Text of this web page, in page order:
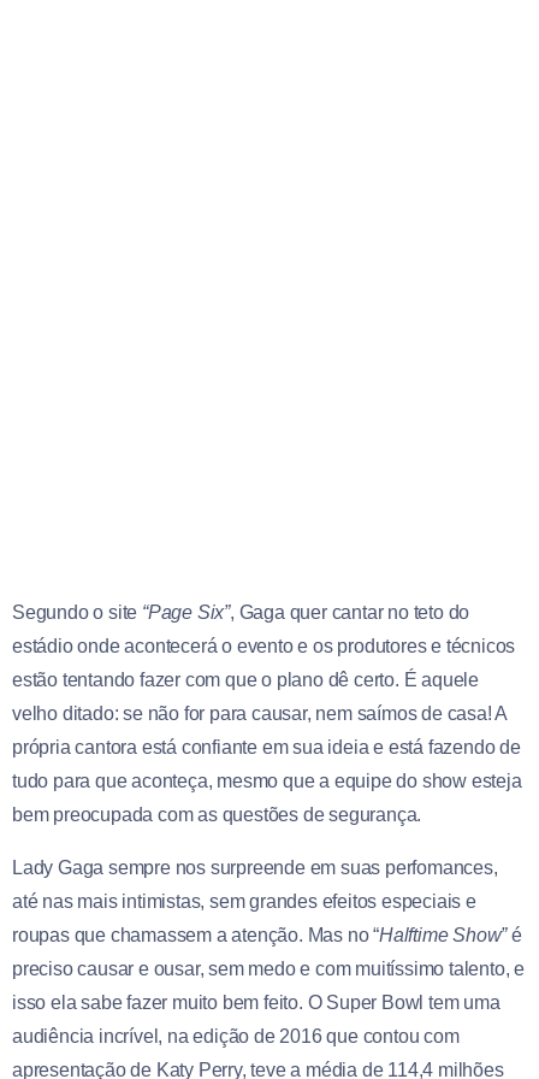
Segundo o site “Page Six”, Gaga quer cantar no teto do
estádio onde acontecerá o evento e os produtores e técnicos
estão tentando fazer com que o plano dê certo. É aquele
velho ditado: se não for para causar, nem saímos de casa! A
própria cantora está confiante em sua ideia e está fazendo de
tudo para que aconteça, mesmo que a equipe do show esteja
bem preocupada com as questões de segurança.
Lady Gaga sempre nos surpreende em suas perfomances,
até nas mais intimistas, sem grandes efeitos especiais e
roupas que chamassem a atenção. Mas no “Halftime Show”é
preciso causar e ousar, sem medo e com muitíssimo talento, e
isso ela sabe fazer muito bem feito. O Super Bowl tem uma
audiência incrível, na edição de 2016 que contou com
apresentação de Katy Perry, teve a média de 114,4 milhões